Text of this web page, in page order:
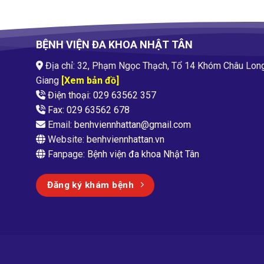
BỆNH VIỆN ĐA KHOA NHẬT TÂN
Địa chỉ: 32, Phạm Ngọc Thạch, Tổ 14 Khóm Châu
Giang[Xem bản đồ]
Điện thoại: 029 63562 357
Fax: 029 63562 678
Email: benhviennhattan@gmail.com
Website: benhviennhattan.vn
Fanpage: Bệnh viện đa khoa Nhật Tân
Đăng ký khám bệnh